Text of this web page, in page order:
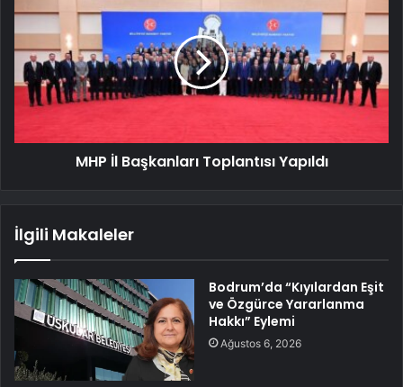
MHP İl Başkanları Toplantısı Yapıldı
İlgili Makaleler
Bodrum’da “Kıyılardan Eşit
ve Özgürce Yararlanma
Hakkı” Eylemi
Ağustos 6, 2026